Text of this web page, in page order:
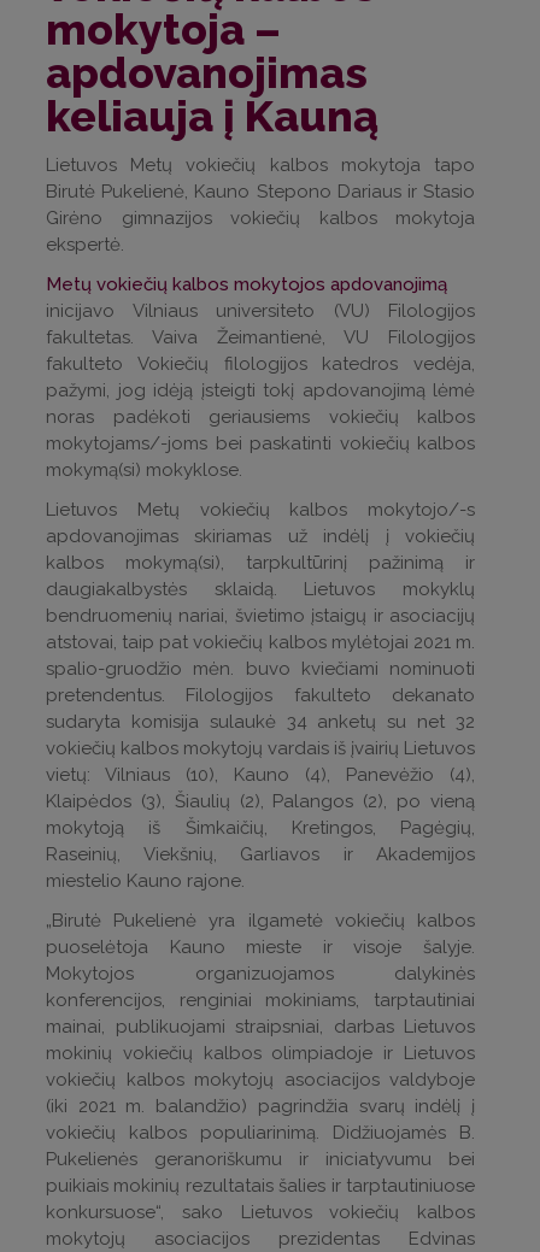
mokytoja –
apdovanojimas
keliauja į Kauną
Lietuvos Metų vokiečių kalbos mokytoja tapo
Birutė Pukelienė, Kauno Stepono Dariaus ir Stasio
Girėno gimnazijos vokiečių kalbos mokytoja
ekspertė.
Metų vokiečių kalbos mokytojos apdovanojimą
inicijavo Vilniaus universiteto (VU) Filologijos
fakultetas. Vaiva Žeimantienė, VU Filologijos
fakulteto Vokiečių filologijos katedros vedėja,
pažymi, jog idėją įsteigti tokį apdovanojimą lėmė
noras padėkoti geriausiems vokiečių kalbos
mokytojams/-joms bei paskatinti vokiečių kalbos
mokymą(si) mokyklose.
Lietuvos Metų vokiečių kalbos mokytojo/-s
apdovanojimas skiriamas už indėlį į vokiečių
kalbos mokymą(si), tarpkultūrinį pažinimą ir
daugiakalbystės sklaidą. Lietuvos mokyklų
bendruomenių nariai, švietimo įstaigų ir asociacijų
atstovai, taip pat vokiečių kalbos mylėtojai 2021 m.
spalio-gruodžio mėn. buvo kviečiami nominuoti
pretendentus. Filologijos fakulteto dekanato
sudaryta komisija sulaukė 34 anketų su net 32
vokiečių kalbos mokytojų vardais iš įvairių Lietuvos
vietų: Vilniaus (10), Kauno (4), Panevėžio (4),
Klaipėdos (3), Šiaulių (2), Palangos (2), po vieną
mokytoją iš Šimkaičių, Kretingos, Pagėgių,
Raseinių, Viekšnių, Garliavos ir Akademijos
miestelio Kauno rajone.
„Birutė Pukelienė yra ilgametė vokiečių kalbos
puoselėtoja Kauno mieste ir visoje šalyje.
Mokytojos organizuojamos dalykinės
konferencijos, renginiai mokiniams, tarptautiniai
mainai, publikuojami straipsniai, darbas Lietuvos
mokinių vokiečių kalbos olimpiadoje ir Lietuvos
vokiečių kalbos mokytojų asociacijos valdyboje
(iki 2021 m. balandžio) pagrindžia svarų indėlį į
vokiečių kalbos populiarinimą. Didžiuojamės B.
Pukelienės geranoriškumu ir iniciatyvumu bei
puikiais mokinių rezultatais šalies ir tarptautiniuose
konkursuose“, sako Lietuvos vokiečių kalbos
mokytojų asociacijos prezidentas Edvinas